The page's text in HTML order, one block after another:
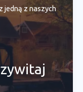
jedną z naszych